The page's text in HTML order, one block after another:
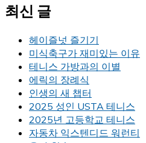
최신 글
헤이즐넛 즐기기
미식축구가 재미있는 이유
테니스 가방과의 이별
에릭의 장례식
인생의 새 챕터
2025 성인 USTA 테니스
2025년 고등학교 테니스
자동차 익스텐디드 워런티